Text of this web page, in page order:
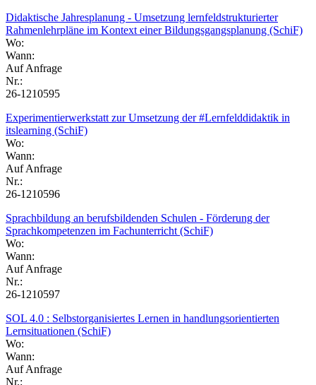
Didaktische Jahresplanung - Umsetzung lernfeldstrukturierter
Rahmenlehrpläne im Kontext einer Bildungsgangsplanung (SchiF)
Wo:
Wann:
Auf Anfrage
Nr.:
26-1210595
Experimentierwerkstatt zur Umsetzung der #Lernfelddidaktik in
itslearning (SchiF)
Wo:
Wann:
Auf Anfrage
Nr.:
26-1210596
Sprachbildung an berufsbildenden Schulen - Förderung der
Sprachkompetenzen im Fachunterricht (SchiF)
Wo:
Wann:
Auf Anfrage
Nr.:
26-1210597
SOL 4.0 : Selbstorganisiertes Lernen in handlungsorientierten
Lernsituationen (SchiF)
Wo:
Wann:
Auf Anfrage
Nr.: